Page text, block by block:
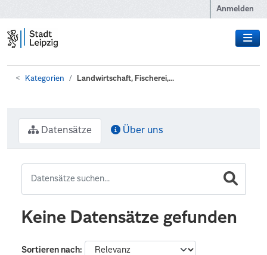
Anmelden
Kategorien Landwirtschaft, Fischerei,...
Datensätze Über uns
Keine Datensätze gefunden
Sortieren nach